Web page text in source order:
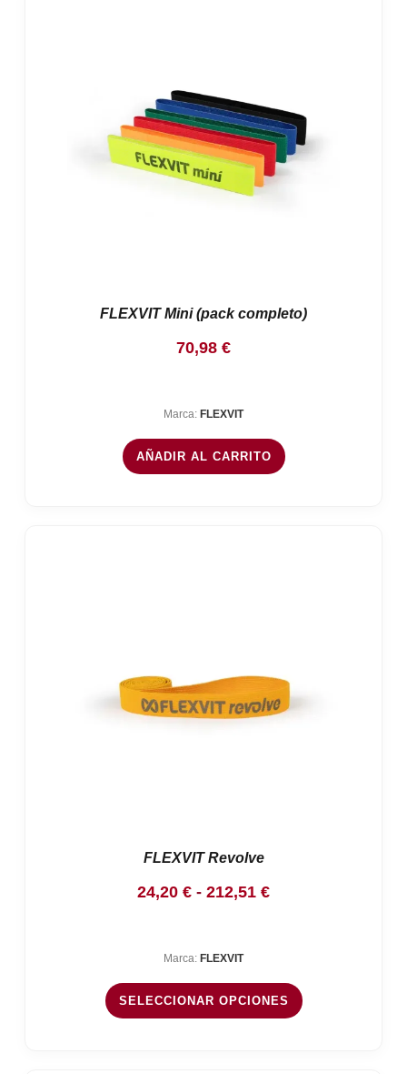
FLEXVIT Mini (pack completo)
70,98 €
Marca: FLEXVIT
AÑADIR AL CARRITO
FLEXVIT Revolve
24,20 € - 212,51 €Rango
24,20 €
hasta
Marca: FLEXVIT
SELECCIONAR OPCIONES